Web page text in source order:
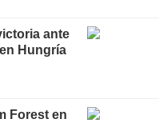
ante
Hungría
Forest en